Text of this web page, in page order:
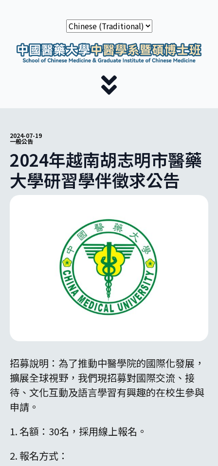
2024-07-19
一般公告
2024年越南胡志明市醫藥
大學研習學伴徵求公告
招募說明：為了推動中醫學院的國際化發展，
擴展全球視野，我們現招募對國際交流、接
待、文化互動及語言學習有興趣的在校生參與
申請。
1. 名額：30名，採用線上報名。
2. 報名方式：